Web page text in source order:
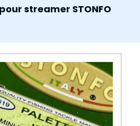
streamer STONFO